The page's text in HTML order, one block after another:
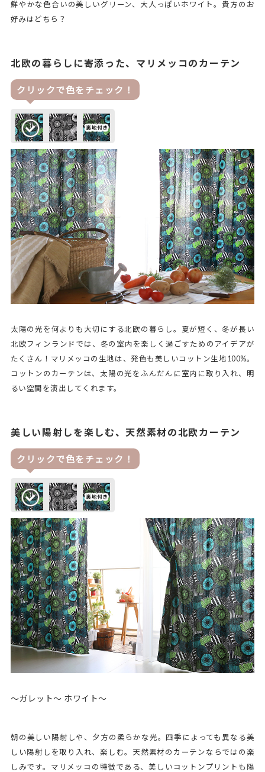
鮮やかな色合いの美しいグリーン、大人っぽいホワイト。貴方のお
好みはどちら？
北欧の暮らしに寄添った、マリメッコのカーテン
太陽の光を何よりも大切にする北欧の暮らし。夏が短く、冬が長い
北欧フィンランドでは、冬の室内を楽しく過ごすためのアイデアが
たくさん！マリメッコの生地は、発色も美しいコットン生地100%。
コットンのカーテンは、太陽の光をふんだんに室内に取り入れ、明
るい空間を演出してくれます。
美しい陽射しを楽しむ、天然素材の北欧カーテン
～ガレット～ ホワイト～
朝の美しい陽射しや、夕方の柔らかな光。四季によっても異なる美
しい陽射しを取り入れ、楽しむ。天然素材のカーテンならではの楽
しみです。マリメッコの特徴である、美しいコットンプリントも陽